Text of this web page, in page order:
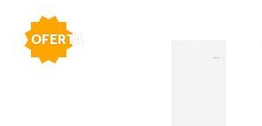
OFERTA